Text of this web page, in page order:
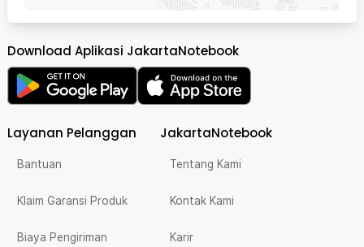
Download Aplikasi JakartaNotebook
Layanan Pelanggan
Bantuan
Klaim Garansi Produk
Biaya Pengiriman
JakartaNotebook
Tentang Kami
Kontak Kami
Karir